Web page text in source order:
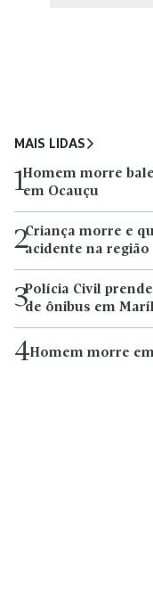
MAIS LIDAS
1Homem morre
em Ocauçu
2Criança morre e
acidente na região
3Polícia Civil
de ônibus em
4Homem morre